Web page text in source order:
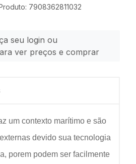
7908362811032
seu login ou
ver preços e comprar
um contexto marítimo e são
devido sua tecnologia
porem podem ser facilmente